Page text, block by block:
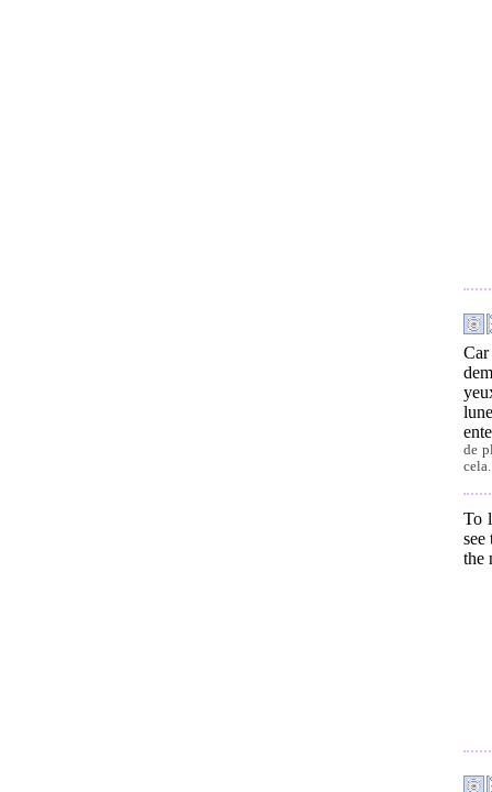
de
cela.
To
see
the